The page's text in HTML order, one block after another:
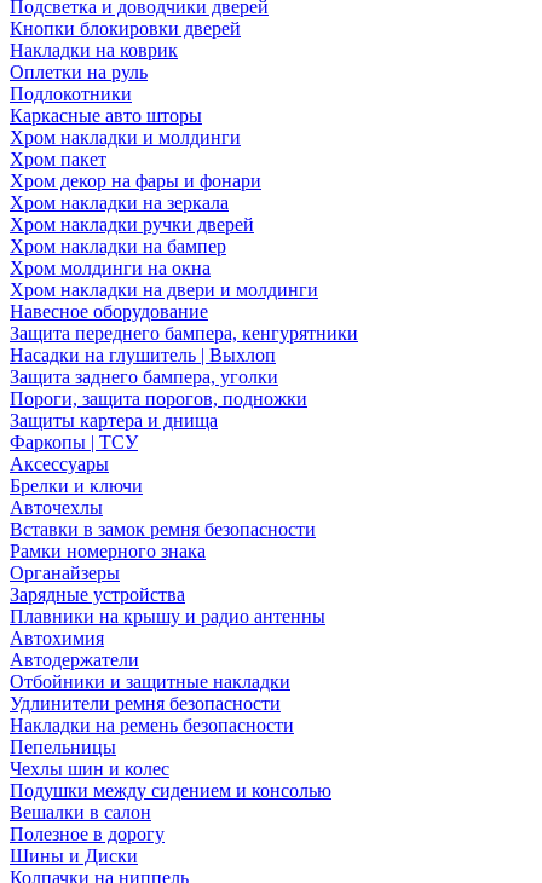
Подсветка и доводчики дверей
Кнопки блокировки дверей
Накладки на коврик
Оплетки на руль
Подлокотники
Каркасные авто шторы
Хром накладки и молдинги
Хром пакет
Хром декор на фары и фонари
Хром накладки на зеркала
Хром накладки ручки дверей
Хром накладки на бампер
Хром молдинги на окна
Хром накладки на двери и молдинги
Навесное оборудование
Защита переднего бампера, кенгурятники
Насадки на глушитель | Выхлоп
Защита заднего бампера, уголки
Пороги, защита порогов, подножки
Защиты картера и днища
Фаркопы | ТСУ
Аксессуары
Брелки и ключи
Авточехлы
Вставки в замок ремня безопасности
Рамки номерного знака
Органайзеры
Зарядные устройства
Плавники на крышу и радио антенны
Автохимия
Автодержатели
Отбойники и защитные накладки
Удлинители ремня безопасности
Накладки на ремень безопасности
Пепельницы
Чехлы шин и колес
Подушки между сидением и консолью
Вешалки в салон
Полезное в дорогу
Шины и Диски
Колпачки на ниппель